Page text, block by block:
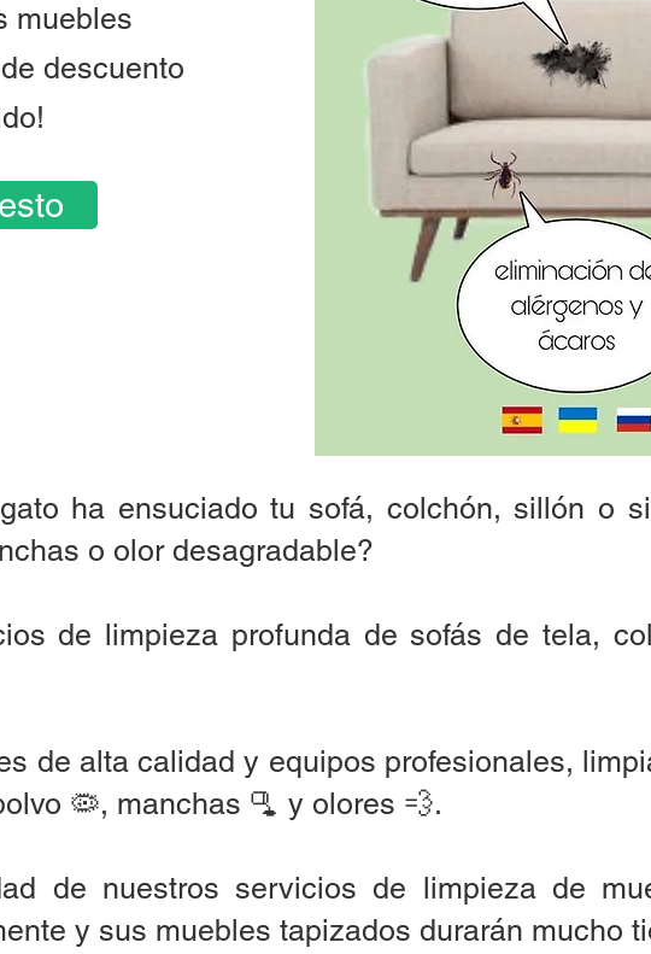
muebles
descuento
ha ensuciado tu sofá, colchón, sillón o
o olor desagradable?
de limpieza profunda de sofás de tela,
de alta calidad y equipos profesionales,
🦠, manchas 🫗 y olores 💨.
de nuestros servicios de limpieza de
y sus muebles tapizados durarán mucho